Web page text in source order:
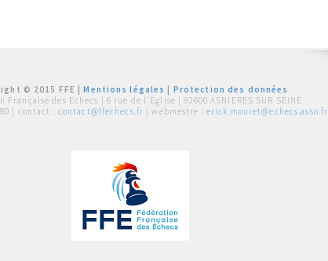
© 2015 FFE |Mentions légales
Protection des données
Française des Echecs | 6 rue de l'Eglise | 92600 ASNIERES SUR SEINE
| contact : contact@ffechecs.fr | webmestre : erick.mouret@echecs.asso.fr